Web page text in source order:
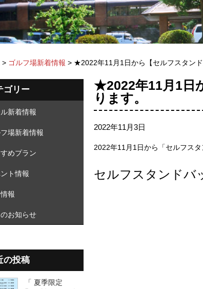
> ゴルフ場新着情報 > ★2022年11月1日から【セルフスタン
★2022年11月1日
ります。
2022年11月3日
2022年11月1日から「セルフス
セルフスタンド
ゴリー
新着情報
場新着情報
めプラン
ト情報
報
お知らせ
の投稿
「 夏季限定